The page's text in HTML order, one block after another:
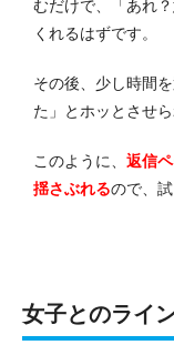
むだけで、「あれ
くれるはずです。
その後、少し時間
た」とホッとさせら
このように、 返信
揺さぶれるので、
女子とのライ